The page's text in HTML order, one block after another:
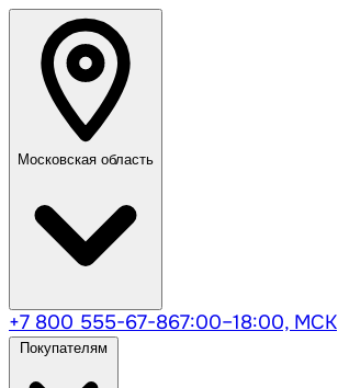
Московская область
+7 800 555-67-867:00–18:00, МСК